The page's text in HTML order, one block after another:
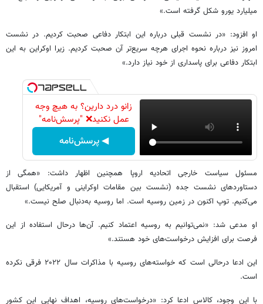
میلیارد یورو شکل گرفته است.»
او افزود: «در نشست قبلی درباره این ابتکار دفاعی صحبت کردیم. در نشست
امروز نیز درباره نحوه اجرای هرچه سریع‌تر آن صحبت کردیم. زیرا اوکراین به این
ابتکار دفاعی برای پاسداری از خود نیاز دارد.»
زانو درد دارین؟ به هیچ وجه
عمل نکنید❌ "پرسش‌نامه"
◀ پرسش‌نامه
مسئول سیاست خارجی اتحادیه اروپا همچنین اظهار داشت: «همگی از
دستاوردهای نشست جده (نشست بین مقامات اوکراینی و آمریکایی) استقبال
می‌کنیم. توپ اکنون در زمین روسیه است. اما روسیه به‌دنبال صلح نیست.»
او مدعی شد: «نمی‌توانیم به روسیه اعتماد کنیم. آن‌ها درحال استفاده از این
فرصت برای افزایش درخواست‌های خود هستند.»
این ادعا درحالی است که خواسته‌های روسیه با مذاکرات سال ۲۰۲۲ فرقی نکرده
است.
با این وجود، کالاس ادعا کرد: «درخواست‌های روسیه، اهداف نهایی این کشور